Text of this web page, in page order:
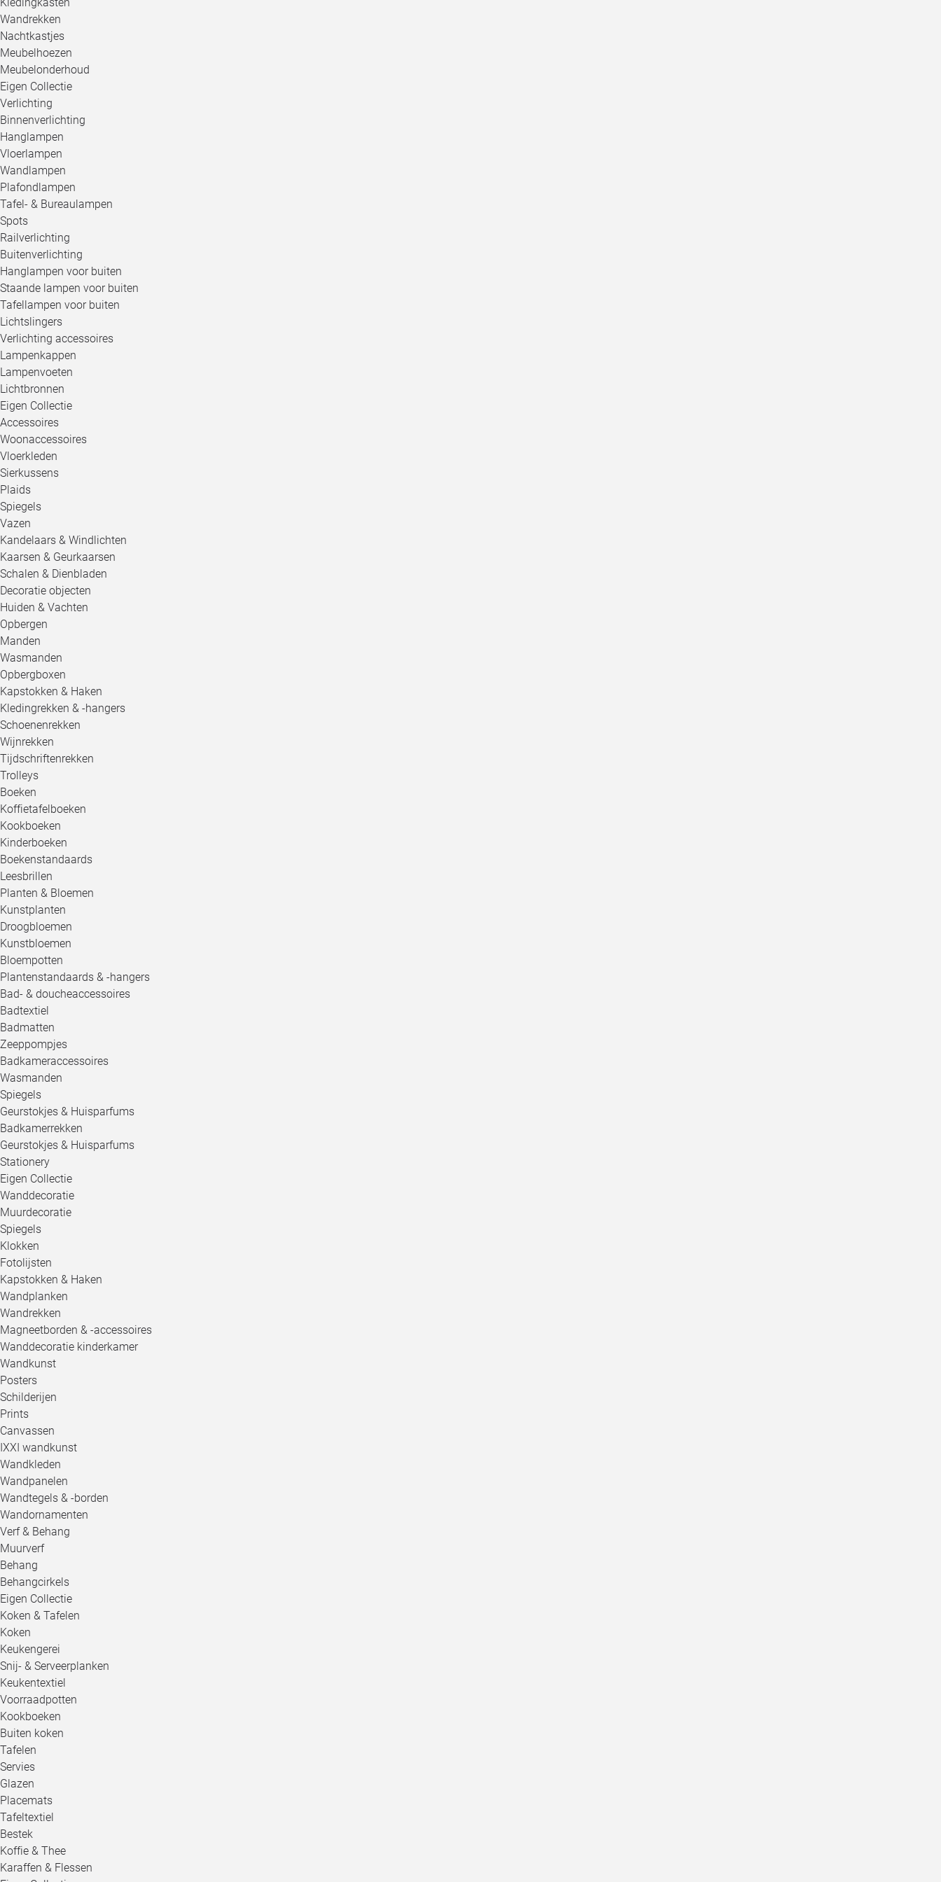
Wandrekken
Nachtkastjes
Meubelhoezen
Meubelonderhoud
Eigen Collectie
Verlichting
Binnenverlichting
Hanglampen
Vloerlampen
Wandlampen
Plafondlampen
Tafel- & Bureaulampen
Spots
Railverlichting
Buitenverlichting
Hanglampen voor buiten
Staande lampen voor buiten
Tafellampen voor buiten
Lichtslingers
Verlichting accessoires
Lampenkappen
Lampenvoeten
Lichtbronnen
Eigen Collectie
Accessoires
Woonaccessoires
Vloerkleden
Sierkussens
Plaids
Spiegels
Vazen
Kandelaars & Windlichten
Kaarsen & Geurkaarsen
Schalen & Dienbladen
Decoratie objecten
Huiden & Vachten
Opbergen
Manden
Wasmanden
Opbergboxen
Kapstokken & Haken
Kledingrekken & -hangers
Schoenenrekken
Wijnrekken
Tijdschriftenrekken
Trolleys
Boeken
Koffietafelboeken
Kookboeken
Kinderboeken
Boekenstandaards
Leesbrillen
Planten & Bloemen
Kunstplanten
Droogbloemen
Kunstbloemen
Bloempotten
Plantenstandaards & -hangers
Bad- & doucheaccessoires
Badtextiel
Badmatten
Zeeppompjes
Badkameraccessoires
Wasmanden
Spiegels
Geurstokjes & Huisparfums
Badkamerrekken
Geurstokjes & Huisparfums
Stationery
Eigen Collectie
Wanddecoratie
Muurdecoratie
Spiegels
Klokken
Fotolijsten
Kapstokken & Haken
Wandplanken
Wandrekken
Magneetborden & -accessoires
Wanddecoratie kinderkamer
Wandkunst
Posters
Schilderijen
Prints
Canvassen
IXXI wandkunst
Wandkleden
Wandpanelen
Wandtegels & -borden
Wandornamenten
Verf & Behang
Muurverf
Behang
Behangcirkels
Eigen Collectie
Koken & Tafelen
Koken
Keukengerei
Snij- & Serveerplanken
Keukentextiel
Voorraadpotten
Kookboeken
Buiten koken
Tafelen
Servies
Glazen
Placemats
Tafeltextiel
Bestek
Koffie & Thee
Karaffen & Flessen